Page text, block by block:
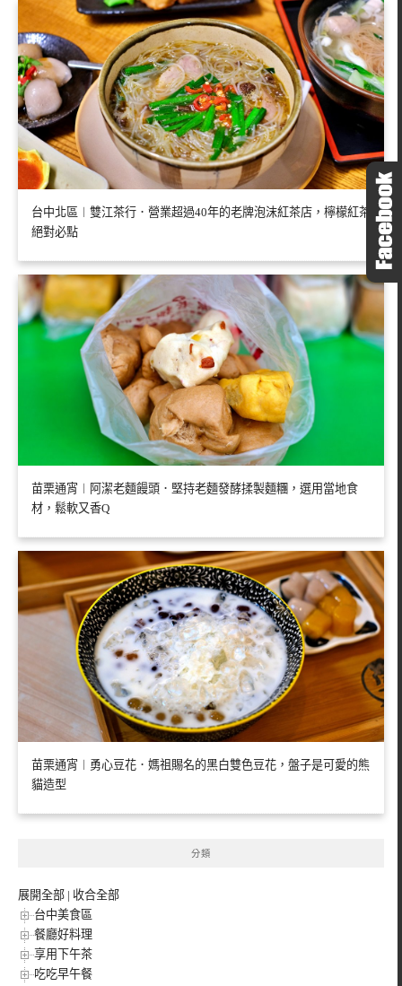
台中北區︱雙江茶行．營業超過40年的老牌泡沫紅茶店，檸檬紅茶
絕對必點
苗栗通宵︱阿潔老麵饅頭．堅持老麵發酵揉製麵糰，選用當地食
材，鬆軟又香Q
苗栗通宵︱勇心豆花．媽祖賜名的黑白雙色豆花，盤子是可愛的熊
貓造型
分類
展開全部 | 收合全部
台中美食區
餐廳好料理
享用下午茶
吃吃早午餐